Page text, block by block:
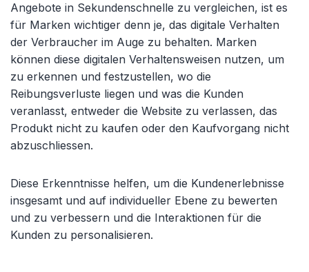
Angebote in Sekundenschnelle zu vergleichen, ist es
für Marken wichtiger denn je, das digitale Verhalten
der Verbraucher im Auge zu behalten. Marken
können diese digitalen Verhaltensweisen nutzen, um
zu erkennen und festzustellen, wo die
Reibungsverluste liegen und was die Kunden
veranlasst, entweder die Website zu verlassen, das
Produkt nicht zu kaufen oder den Kaufvorgang nicht
abzuschliessen.
Diese Erkenntnisse helfen, um die Kundenerlebnisse
insgesamt und auf individueller Ebene zu bewerten
und zu verbessern und die Interaktionen für die
Kunden zu personalisieren.